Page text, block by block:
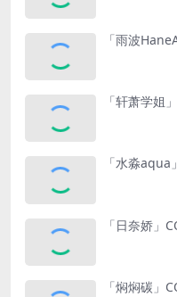
「雨波
「轩萧学姐
「水淼
「日奈娇」
「焖焖碳」